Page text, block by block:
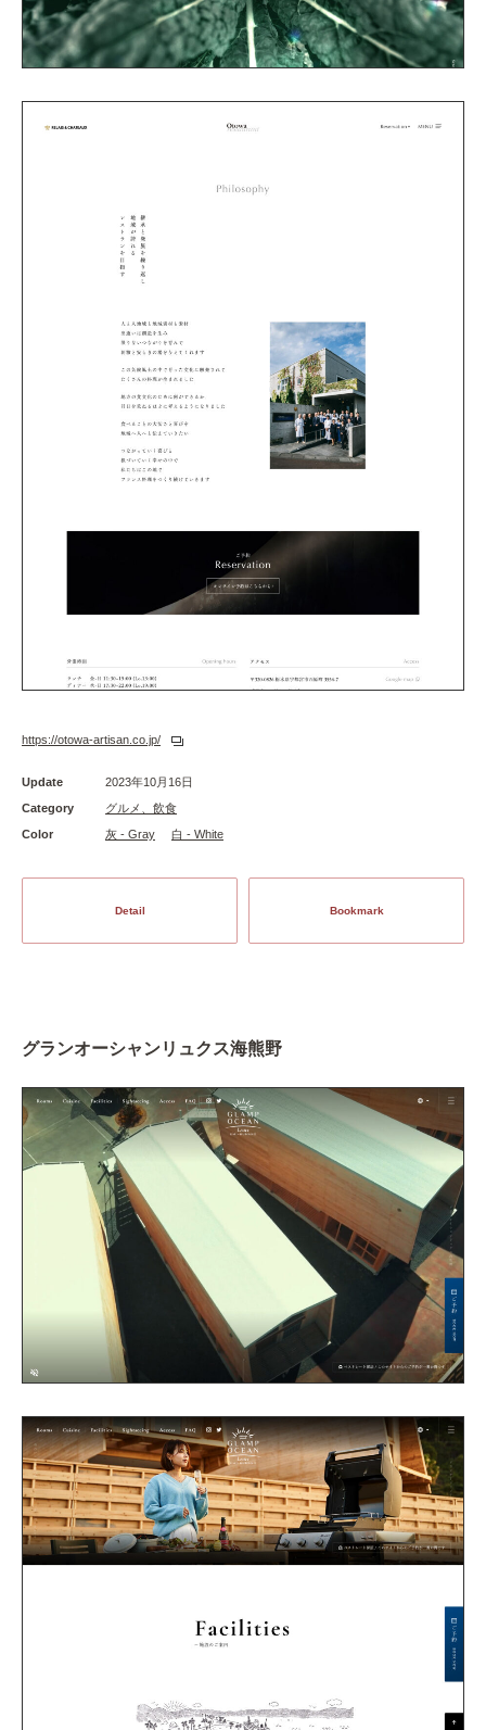
https://otowa-artisan.co.jp/
Update
2023年10月16日
Category
グルメ、飲食
Color
灰 - Gray 白 - White
Detail Bookmark
グランオーシャンリュクス海熊野